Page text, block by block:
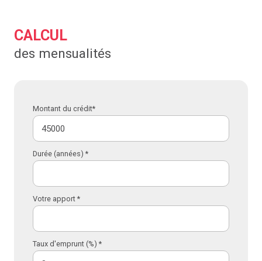
CALCUL
des mensualités
Montant du crédit*
Durée (années) *
Votre apport *
Taux d'emprunt (%) *